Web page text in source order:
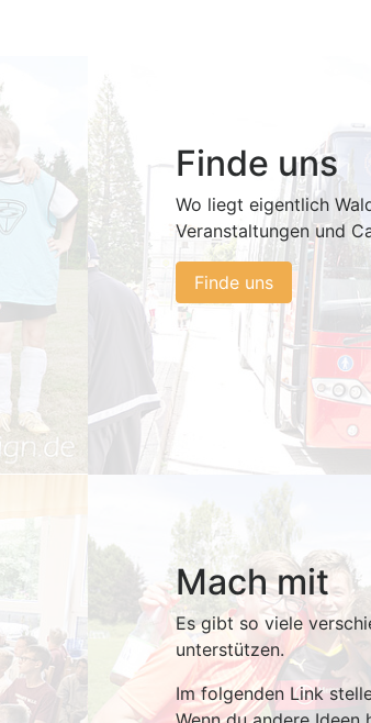
Finde uns
Wo liegt eigentlich
Veranstaltungen und
Finde uns
Mach mit
Es gibt so viele
unterstützen.
Im folgenden Link